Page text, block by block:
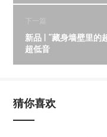
下一篇
新品 | “藏身墙壁里的
超低音
猜你喜欢